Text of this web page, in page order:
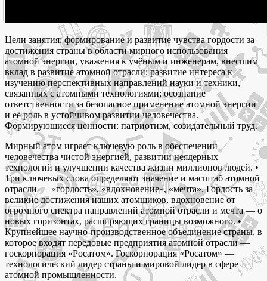
Цели занятия: формирование и развитие чувства гордости за
достижения страны в области мирного использования
атомной энергии, уважения к учёным и инженерам, внесшим
вклад в развитие атомной отрасли; развитие интереса к
изучению перспективных направлений науки и техники,
связанных с атомными технологиями; осознание
ответственности за безопасное применение атомной энергии
и её роль в устойчивом развитии человечества.
Формирующиеся ценности: патриотизм, созидательный труд.
Мирный атом играет ключевую роль в обеспечении
человечества чистой энергией, развитии неядерных
технологий и улучшении качества жизни миллионов людей. •
Три ключевых слова определяют значение и масштаб атомной
отрасли — «гордость», «вдохновение», «мечта». Гордость за
великие достижения наших атомщиков, вдохновение от
огромного спектра направлений атомной отрасли и мечта — о
новых горизонтах, расширяющих границы возможного. •
Крупнейшее научно-производственное объединение страны, в
которое входят передовые предприятия атомной отрасли —
госкорпорация «Росатом». Госкорпорация «Росатом» —
технологический лидер страны и мировой лидер в сфере
атомной промышленности.